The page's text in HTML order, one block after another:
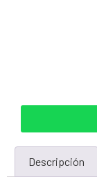
Descripción